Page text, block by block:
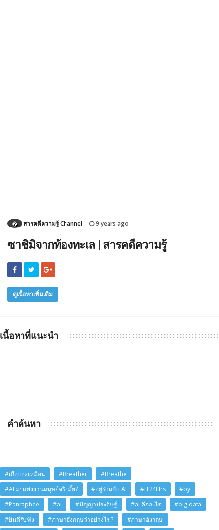
� สารคดีความรู้ Channel 9 years ago
ซาชิมิจากท้องทะเล | สารคดีความรู้
ดูเนื้อหาเพิ่มเติม
เนื้อหาที่แนะนำ
คำค้นหา
#เกือบจะเหมือน #Breather
#Breathe
#AI มาแย่งงานมนุษย์จริงมั๊ย?
#อยู่ร่วมกับ AI #iT24Hrs
#by
#Panraphee
#ai #ปัญญาประดิษฐ์ #ai คืออะไร
#big data
#ยินดีรับฟัง
#ภาษาอังกฤษว่าอย่างไร ?
#ภาษาอังกฤษ